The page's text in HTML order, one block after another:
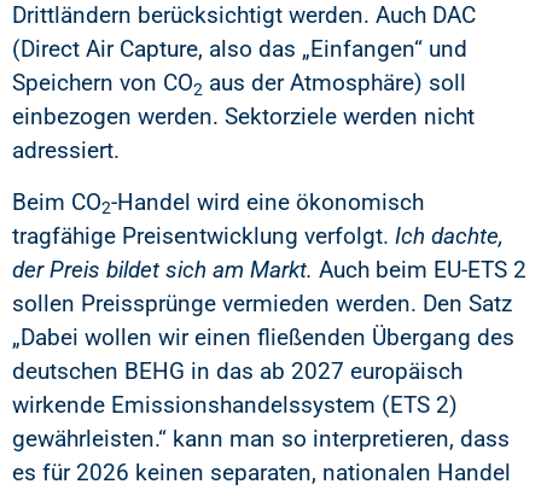
Drittländern berücksichtigt werden. Auch DAC
(Direct Air Capture, also das „Einfangen“ und
Speichern von CO2 aus der Atmosphäre) soll
einbezogen werden. Sektorziele werden nicht
adressiert.
Beim CO2-Handel wird eine ökonomisch
tragfähige Preisentwicklung verfolgt. Ich dachte,
der Preis bildet sich am Markt. Auch beim EU-ETS 2
sollen Preissprünge vermieden werden. Den Satz
„Dabei wollen wir einen fließenden Übergang des
deutschen BEHG in das ab 2027 europäisch
wirkende Emissionshandelssystem (ETS 2)
gewährleisten.“ kann man so interpretieren, dass
es für 2026 keinen separaten, nationalen Handel